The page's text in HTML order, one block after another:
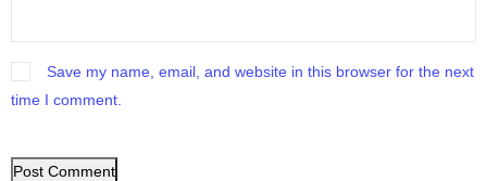
Save my name, email, and website in this browser for the next
time I comment.